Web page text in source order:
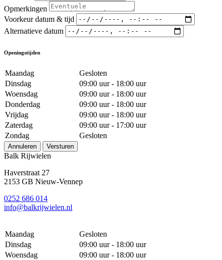
Opmerkingen
Voorkeur datum & tijd
Alternatieve datum
Openingstijden
Maandag
Gesloten
Dinsdag
09:00 uur - 18:00 uur
Woensdag
09:00 uur - 18:00 uur
Donderdag
09:00 uur - 18:00 uur
Vrijdag
09:00 uur - 18:00 uur
Zaterdag
09:00 uur - 17:00 uur
Zondag
Gesloten
Annuleren Versturen
Balk Rijwielen
Haverstraat 27
2153 GB Nieuw-Vennep
0252 686 014
info@balkrijwielen.nl
Maandag
Gesloten
Dinsdag
09:00 uur - 18:00 uur
Woensdag
09:00 uur - 18:00 uur